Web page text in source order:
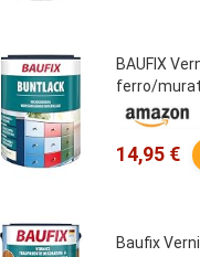
BAUFIX
ferro/
14,95 €
Baufix